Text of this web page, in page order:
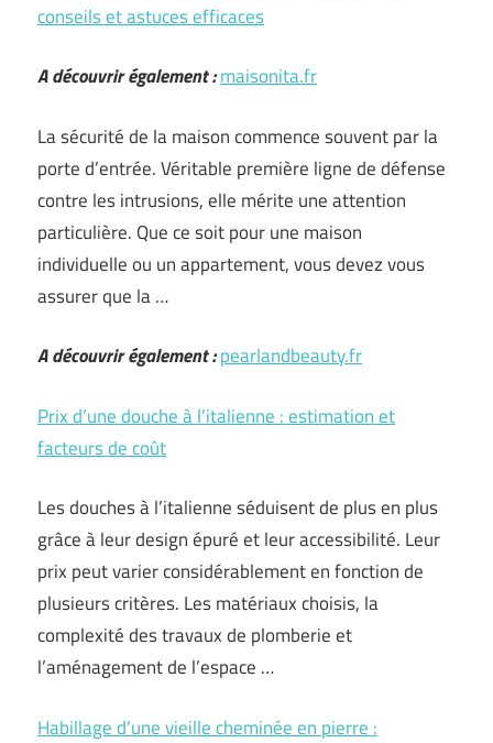
conseils et astuces efficaces
A découvrir également :maisonita.fr
La sécurité de la maison commence souvent par la
porte d’entrée. Véritable première ligne de défense
contre les intrusions, elle mérite une attention
particulière. Que ce soit pour une maison
individuelle ou un appartement, vous devez vous
assurer que la …
A découvrir également :pearlandbeauty.fr
Prix d’une douche à l’italienne : estimation et
facteurs de coût
Les douches à l’italienne séduisent de plus en plus
grâce à leur design épuré et leur accessibilité. Leur
prix peut varier considérablement en fonction de
plusieurs critères. Les matériaux choisis, la
complexité des travaux de plomberie et
l’aménagement de l’espace …
Habillage d’une vieille cheminée en pierre :